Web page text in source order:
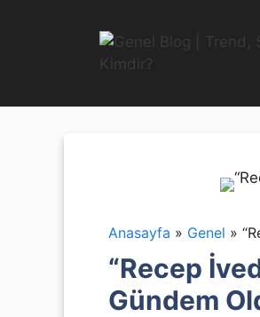
Anasayfa » Genel »
“Recep
Gündem